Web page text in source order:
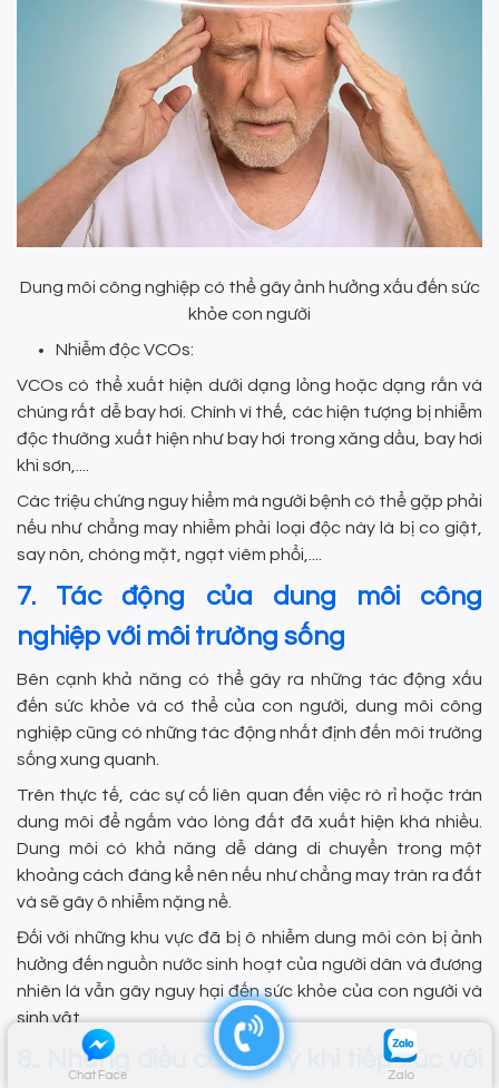
Chat Face Zalo
Dung môi công nghiệp có thể gây ảnh hưởng xấu đến sức
khỏe con người
Nhiễm độc VCOs:
VCOs có thể xuất hiện dưới dạng lỏng hoặc dạng rắn và
chúng rất dễ bay hơi. Chính vì thế, các hiện tượng bị nhiễm
độc thường xuất hiện như bay hơi trong xăng dầu, bay hơi
khi sơn,....
Các triệu chứng nguy hiểm mà người bệnh có thể gặp phải
nếu như chẳng may nhiễm phải loại độc này là bị co giật,
say nôn, chóng mặt, ngạt viêm phổi,....
7. Tác động của dung môi công
nghiệp với môi trường sống
Bên cạnh khả năng có thể gây ra những tác động xấu
đến sức khỏe và cơ thể của con người, dung môi công
nghiệp cũng có những tác động nhất định đến môi trường
sống xung quanh.
Trên thực tế, các sự cố liên quan đến việc rò rỉ hoặc tràn
dung môi để ngấm vào lòng đất đã xuất hiện khá nhiều.
Dung môi có khả năng dễ dàng di chuyển trong một
khoảng cách đáng kể nên nếu như chẳng may tràn ra đất
và sẽ gây ô nhiễm nặng nề.
Đối với những khu vực đã bị ô nhiễm dung môi còn bị ảnh
hưởng đến nguồn nước sinh hoạt của người dân và đương
nhiên là vẫn gây nguy hại đến sức khỏe của con người và
sinh vật.
8.. Những điều cần lưu ý khi tiếp xúc với